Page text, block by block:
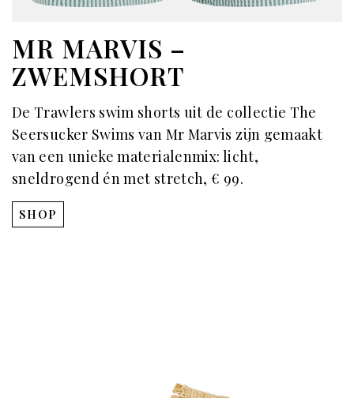
MR MARVIS –
ZWEMSHORT
De Trawlers swim shorts uit de collectie The
Seersucker Swims van Mr Marvis zijn gemaakt
van een unieke materialenmix: licht,
sneldrogend én met stretch, € 99.
SHOP